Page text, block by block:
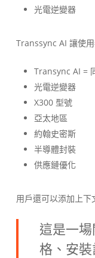
光電逆變器
Transsync AI 讓使
Transync AI =
光電逆變器
X300 型號
亞太地區
約翰史密斯
半導體封裝
供應鏈優化
用戶還可以添加上下
這是一
格、安